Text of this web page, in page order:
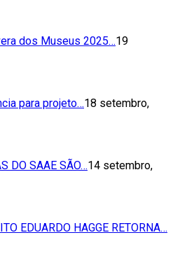
dos Museus 2025…19
para projeto…18 setembro,
DO SAAE SÃO…14 setembro,
EDUARDO HAGGE RETORNA…